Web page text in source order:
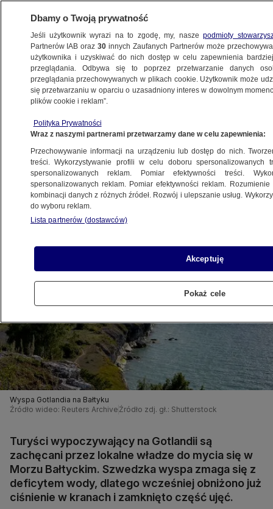
BIZNES
TURYSTYKA
o kąpiel w morzu
Oprac.Jan Sowa
5.07.2026, 12:41
Posłuchaj artykułu
Czyta lektor AI
Wyspa Gotlandia na Bałtyku
Źródło wideo: Reuters Archive Źródło zdj. gł.: Shutterstock
Turyści wypoczywający na Gotlandii są
zachęcani przez lokalne władze do mycia się w
Morzu Bałtyckim. Szwedzka wyspa zmaga się z
deficytem wody, dlatego wcześniej obniżono już
ciśnienie w kranach i zamknięto część ujęć.
Dbamy o Twoją prywatność
Jeśli użytkownik wyrazi na to zgodę, my, naszepodmioty
Partnerów IAB oraz30 innych Zaufanych Partnerów może
użytkownika i uzyskiwać do nich dostęp w celu zapewnienia
przeglądania. Odbywa się to poprzez przetwarzanie danych
przeglądania przechowywanych w plikach cookie. Użytkownik może
się przetwarzaniu w oparciu o uzasadniony interes w dowolnym
plików cookie i reklam”.
Polityka Prywatności
Wraz z naszymi partnerami przetwarzamy dane w celu zapewnienia:
Przechowywanie informacji na urządzeniu lub dostęp do nich.
treści. Wykorzystywanie profili w celu doboru spersonalizowanych
spersonalizowanych reklam. Pomiar efektywności treści.
spersonalizowanych reklam. Pomiar efektywności reklam.
kombinacji danych z różnych źródeł. Rozwój i ulepszanie usług.
do wyboru reklam.
Lista partnerów (dostawców)
Akceptuję
Pokaż cele